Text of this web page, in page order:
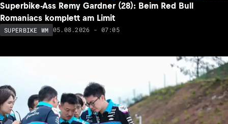
Superbike-Ass Remy Gardner (28): Beim Red Bull
Romaniacs komplett am Limit
SUPERBIKE WM 05.08.2026 - 07:05